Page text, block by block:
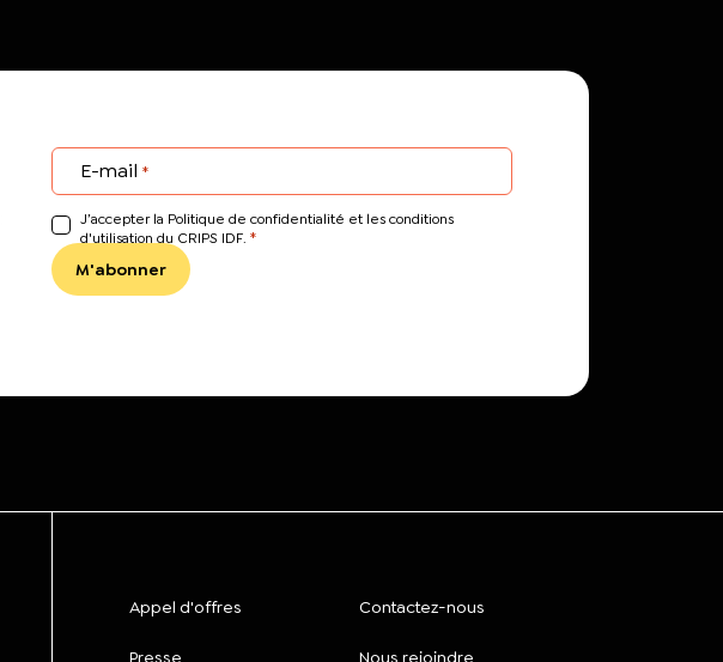
E-mail *
J’accepter la Politique de confidentialité et les conditions
d'utilisation du CRIPS IDF. *
Appel d'offres Contactez-nous
Presse Nous rejoindre